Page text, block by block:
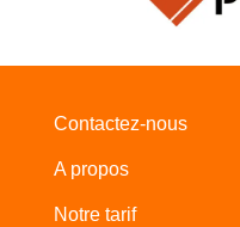
Contactez-nous
A propos
Notre tarif